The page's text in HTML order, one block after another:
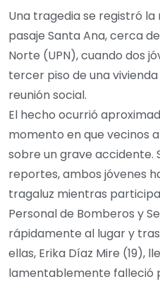
Una tragedia se registró
pasaje Santa Ana, cerca
Norte (UPN), cuando dos
tercer piso de una
reunión social.
El hecho ocurrió
momento en que vecinos
sobre un grave accidente.
reportes, ambos jóvenes
tragaluz mientras
Personal de Bomberos y
rápidamente al lugar y
ellas, Erika Díaz Mire (19),
lamentablemente falleció